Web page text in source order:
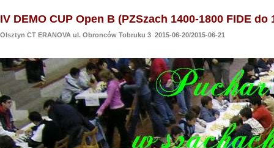
IV DEMO CUP Open B (PZSzach 1400-1800 FIDE do
Olsztyn CT ERANOVA ul. Obronców Tobruku 3 2015-06-20/2015-06-21